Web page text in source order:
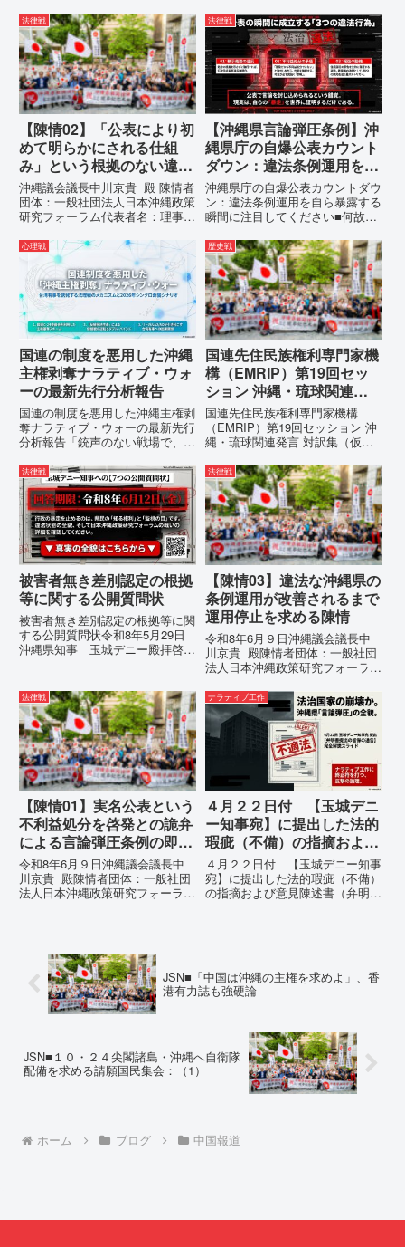
強行しようとしている「仲村覚の
実名公表」。行政側はこの行為
を、特定の個人を社会的制裁に追
い込むための「仕上げ」だと考え
て...
所：沖縄県那覇市電 話：080-
【陳情03】沖縄県におけるメデ
ィア誤報の放置および行政の不作
為に対する責任追及と再発防...
法律戦
【陳情02】「公表により初
めて明らかにされる仕組
み」という根拠のない違法
運用の指摘と条例運用の停
止を求める陳情書
沖縄議会議長中川京貴 殿 陳情者
団体：一般社団法人日本沖縄政策
研究フォーラム代表者名：理事
市電 話：080- 「公表により初
めて明らかにされる仕組み」とい
う根拠のない違法運用の指摘と条
例運用の停止を求める陳情...
法律戦
【沖縄県言論弾圧条例】沖
縄県庁の自爆公表カウント
ダウン：違法条例運用を自
ら暴露する瞬間に注目して
ください
沖縄県庁の自爆公表カウントダウ
ン：違法条例運用を自ら暴露する
瞬間に注目してください■何故、
テルを貼りたい本当の理由「なぜ
沖縄県庁は、法を無視してまで私
を封じ込めようとするのか。」そ
の理由は明確です。県政が統治
の...
心理戦
国連の制度を悪用した沖縄
主権剥奪ナラティブ・ウォ
ーの最新先行分析報告
国連の制度を悪用した沖縄主権剥
奪ナラティブ・ウォーの最新先行
分析報告「銃声のない戦場で、日
いる。」現代の戦争は、ミサイル
が飛来する以前に始まっていま
す。国連という国際的な舞台で、
巧妙な「言説（ナラティブ）」が
張...
歴史戦
国連先住民族権利専門家機
構（EMRIP）第19回セッ
ション 沖縄・琉球関連発
言 対訳集（仮訳）
国連先住民族権利専門家機構
（EMRIP）第19回セッション 沖
縄・琉球関連発言 対訳集（仮
（EMRIP）の各会合において行
われた、沖縄・琉球の先住民族指
定、PFAS（有機フッ素化合物）
問題、米軍基地、伝統文化（...
法律戦
被害者無き差別認定の根拠
等に関する公開質問状
被害者無き差別認定の根拠等に関
する公開質問状令和8年5月29日
沖縄県知事 玉城デニー殿拝啓貴
ます。私は、適正な意見陳述（弁
明）を行うにあたり、沖縄県行政
手続条例第28条で定められた...
法律戦
【陳情03】違法な沖縄県の
条例運用が改善されるまで
運用停止を求める陳情
令和8年6月９日沖縄議会議長中
川京貴 殿陳情者団体：一般社団
法人日本沖縄政策研究フォーラム
所：沖縄県那覇市電 話：080-違
法な沖縄県の条例運用が改善され
るまで運用停止を求める陳情陳情
の趣旨沖縄県は、「沖縄県...
法律戦
【陳情01】実名公表という
不利益処分を啓発との詭弁
による言論弾圧条例の即時
運用停止を求める陳情
令和8年6月９日沖縄議会議長中
川京貴 殿陳情者団体：一般社団
法人日本沖縄政策研究フォーラム
を啓発との詭弁による言論弾圧条
例の即時運用停止を求める陳情
1...
ナラティブ工作
４月２２日付 【玉城デニ
ー知事宛】に提出した法的
瑕疵（不備）の指摘および
意見陳述書（弁明書）提出
の留保の通告
４月２２日付 【玉城デニー知事
宛】に提出した法的瑕疵（不備）
の指摘および意見陳述書（弁明
す...
JSN■「中国は沖縄の主権を求めよ」、香
港有力誌も強硬論
JSN■１０・２４尖閣諸島・沖縄へ自衛隊
配備を求める請願国民集会：（1）
ホーム ブログ 中国報道